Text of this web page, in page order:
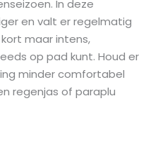
In deze
en valt er regelmatig
maar intens,
op pad kunt. Houd er
minder comfortabel
regenjas of paraplu